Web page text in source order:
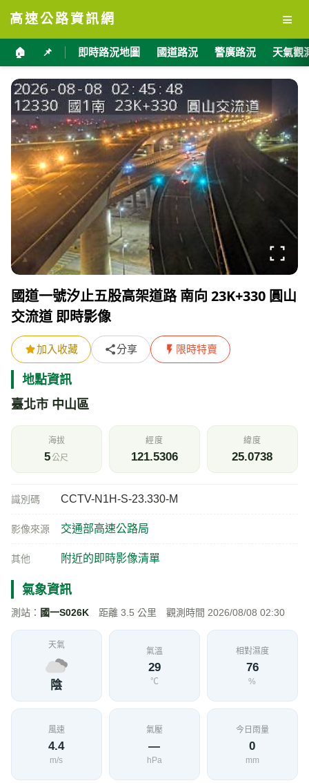
高速公路資訊網 ≡
🏠 📌 即時路況地圖 國道路況 警廣路況 天氣觀
國道一號汐止五股高架道路 南向 23K+330 圓山
交流道 即時影像
加入收藏 分享 限時特賣
地點資訊
臺北市 中山區
海拔
5公尺
經度
121.5306
緯度
25.0738
識別碼 CCTV-N1H-S-23.330-M
影像來源 交通部高速公路局
其他 附近的即時影像清單
氣象資訊
測站： 國一S026K 距離 3.5 公里 觀測時間 2026/08/08 02:30
天氣
陰
氣溫
29
℃
相對濕度
76
%
風速
4.4
m/s
氣壓
—
hPa
今日雨量
0
mm